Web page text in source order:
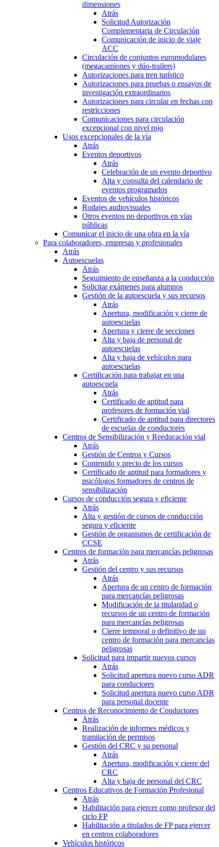
dimensiones
Atrás
Solicitud Autorización
Complementaria de Circulación
Comunicación de inicio de viaje
ACC
Circulación de conjuntos euromodulares
(megacamiones y dúo-trailers)
Autorizaciones para tren turístico
Autorizaciones para pruebas o ensayos de
investigación extraordinarios
Autorizaciones para circular en fechas con
restricciones
Comunicaciones para circulación
excepcional con nivel rojo
Usos excepcionales de la vía
Atrás
Eventos deportivos
Atrás
Celebración de un evento deportivo
Alta y consulta del calendario de
eventos programados
Eventos de vehículos históricos
Rodajes audiovisuales
Otros eventos no deportivos en vías
públicas
Comunicar el inicio de una obra en la vía
Para colaboradores, empresas y profesionales
Atrás
Autoescuelas
Atrás
Seguimiento de enseñanza a la conducción
Solicitar exámenes para alumnos
Gestión de la autoescuela y sus recursos
Atrás
Apertura, modificación y cierre de
autoescuelas
Apertura y cierre de secciones
Alta y baja de personal de
autoescuelas
Alta y baja de vehículos para
autoescuelas
Certificación para trabajar en una
autoescuela
Atrás
Certificado de aptitud para
profesores de formación vial
Certificado de aptitud para directores
de escuelas de conductores
Centros de Sensibilización y Reeducación vial
Atrás
Gestión de Centros y Cursos
Contenido y precio de los cursos
Certificado de aptitud para formadores y
psicólogos formadores de centros de
sensibilización
Cursos de conducción segura y eficiente
Atrás
Alta y gestión de cursos de conducción
segura y eficiente
Gestión de organismos de certificación de
CCSE
Centros de formación para mercancías peligrosas
Atrás
Gestión del centro y sus recursos
Atrás
Apertura de un centro de formación
para mercancías peligrosas
Modificación de la titularidad o
recursos de un centro de formación
para mercancías peligrosas
Cierre temporal o definitivo de un
centro de formación para mercancías
peligrosas
Solicitud para impartir nuevos cursos
Atrás
Solicitud apertura nuevo curso ADR
para conductores
Solicitud apertura nuevo curso ADR
para personal docente
Centros de Reconocimiento de Conductores
Atrás
Realización de informes médicos y
tramitación de permisos
Gestión del CRC y su personal
Atrás
Apertura, modificación y cierre del
CRC
Alta y baja de personal del CRC
Centros Educativos de Formación Profesional
Atrás
Habilitación para ejercer como profesor del
ciclo FP
Habilitación a titulados de FP para ejercer
en centros colaboradores
Vehículos históricos